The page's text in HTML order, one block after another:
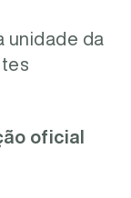
unidade da
oficial